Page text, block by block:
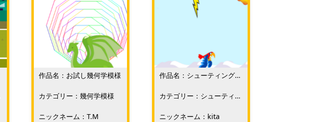
作品名：お試し幾何学模様
カテゴリー：幾何学模様
ニックネーム：T.M
作品名：シューティングバ
カテゴリー：シューティン
ニックネーム：kita